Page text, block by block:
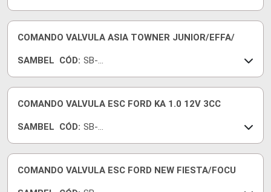
COMANDO VALVULA ASIA TOWNER JUNIOR/EFFA/
SAMBEL CÓD: SB-
COMANDO VALVULA ESC FORD KA 1.0 12V 3CC
SAMBEL CÓD: SB-
COMANDO VALVULA ESC FORD NEW FIESTA/FOCU